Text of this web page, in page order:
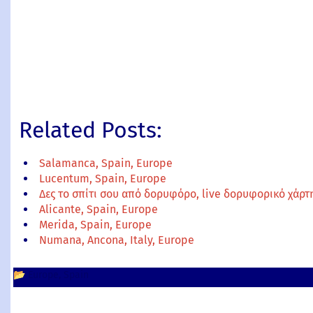
Related Posts:
Salamanca, Spain, Europe
Lucentum, Spain, Europe
Δες το σπίτι σου από δορυφόρο, live δορυφορικό
Alicante, Spain, Europe
Merida, Spain, Europe
Numana, Ancona, Italy, Europe
📂